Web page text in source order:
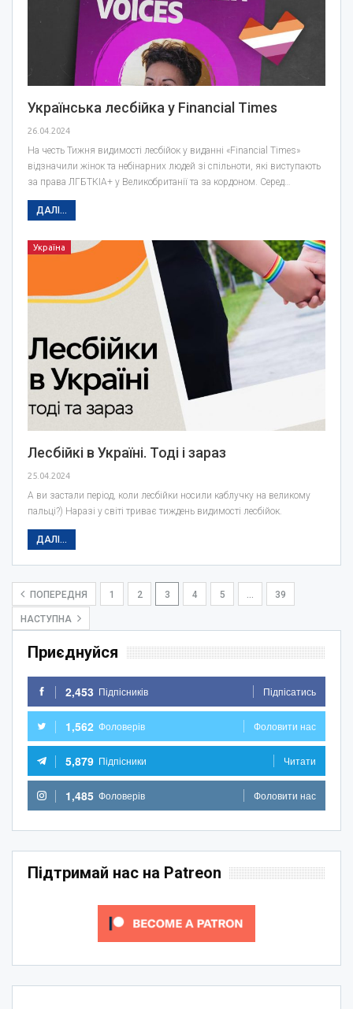
Українська лесбійка у Financial Times
26.04.2024
На честь Тижня видимості лесбійок у виданні «Financial Times»
відзначили жінок та небінарних людей зі спільноти, які виступають
за права ЛГБТКІА+ у Великобританії та за кордоном. Серед…
ДАЛІ...
Україна
Лесбійкі в Україні. Тоді і зараз
25.04.2024
А ви застали період, коли лесбійки носили каблучку на великому
пальці?) Наразі у світі триває тиждень видимості лесбійок.
ДАЛІ...
ПОПЕРЕДНЯ 1 2 3 4 5 39
НАСТУПНА
Приєднуйся
2,453 Підпісників Підпісатись
1,562 Фоловерів Фоловити нас
5,879 Підпісники Читати
1,485 Фоловерів Фоловити нас
Підтримай нас на Patreon